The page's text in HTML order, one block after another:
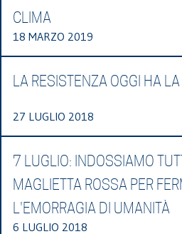
CLIMA
18 MARZO 2019
LA RESISTENZA OGGI HA
27 LUGLIO 2018
7 LUGLIO: INDOSSIAMO
MAGLIETTA ROSSA PER
L'EMORRAGIA DI UMANITÀ
6 LUGLIO 2018